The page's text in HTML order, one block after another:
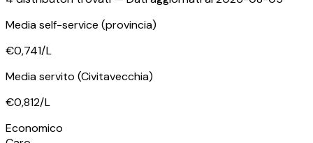
Media self-service (provincia)
€0,741/L
Media servito (Civitavecchia)
€0,812/L
Economico